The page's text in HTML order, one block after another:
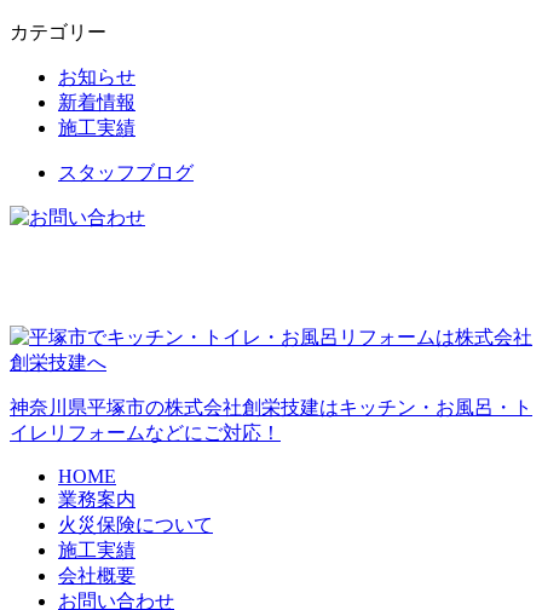
カテゴリー
お知らせ
新着情報
施工実績
スタッフブログ
神奈川県平塚市の株式会社創栄技建はキッチン・お風呂・ト
イレリフォームなどにご対応！
HOME
業務案内
火災保険について
施工実績
会社概要
お問い合わせ